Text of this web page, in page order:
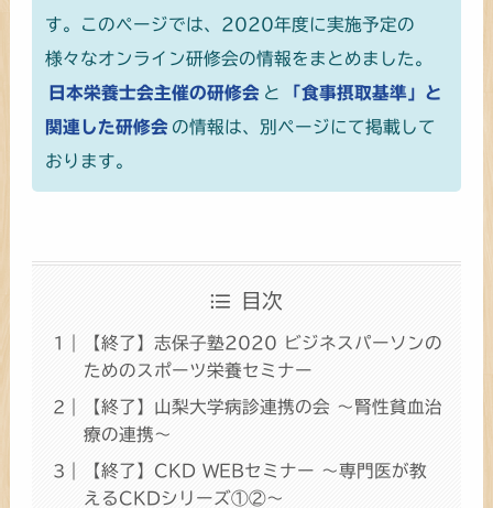
す。このページでは、2020年度に実施予定の
様々なオンライン研修会の情報をまとめました。
日本栄養士会主催の研修会 と
「食事摂取基準」と
関連した研修会 の情報は、別ページにて掲載して
おります。
目次
【終了】志保子塾2020 ビジネスパーソンの
ためのスポーツ栄養セミナー
【終了】山梨大学病診連携の会 ～腎性貧血治
療の連携～
【終了】CKD WEBセミナー ～専門医が教
えるCKDシリーズ①②～